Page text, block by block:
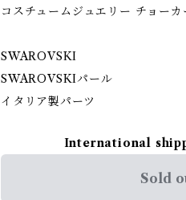
コスチュームジュエリー チョーカ
SWAROVSKI
SWAROVSKIパール
イタリア製パーツ
International
Sold